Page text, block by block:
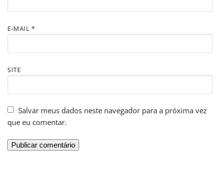
E-MAIL *
SITE
Salvar meus dados neste navegador para a próxima vez
que eu comentar.